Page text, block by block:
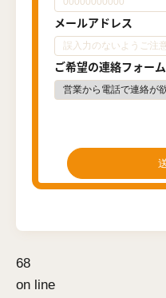
on line
68
メールアドレス
ご希望の連絡フォーム